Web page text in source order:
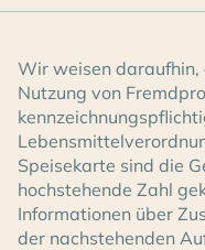
Wir weisen daraufhin,
Nutzung von
Speisekarte sind die
hochstehende Zahl
Informationen über
der nachstehenden